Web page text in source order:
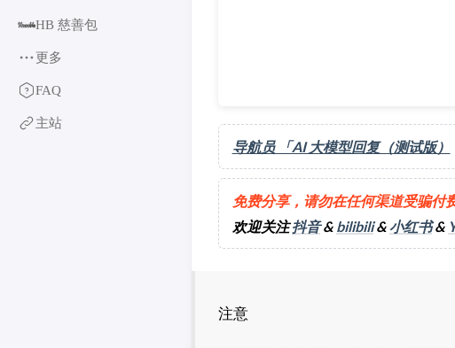
HB 慈善包
更多
FAQ
主站
导航员 「AI 大模型回复（测试版）
免费分享，请勿在任何渠道受骗付
欢迎关注抖音& bilibili& 小红书&
注意